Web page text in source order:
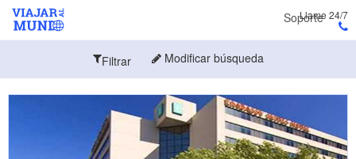
Soporte
Llame 24/7
Filtrar Modificar búsqueda